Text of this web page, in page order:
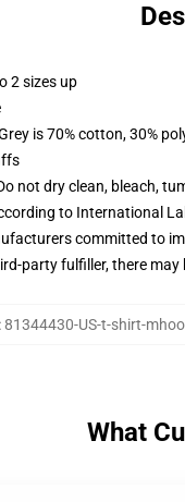
2 sizes up
is 70% cotton, 30%
not dry clean, bleach,
to International
committed to
party fulfiller, there
:81344430-US-t-shirt-
What